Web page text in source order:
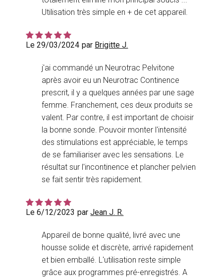
Utilisation très simple en + de cet appareil.
Le 29/03/2024 par Brigitte J.
j'ai commandé un Neurotrac Pelvitone
après avoir eu un Neurotrac Continence
prescrit, il y a quelques années par une sage
femme. Franchement, ces deux produits se
valent. Par contre, il est important de choisir
la bonne sonde. Pouvoir monter l'intensité
des stimulations est appréciable, le temps
de se familiariser avec les sensations. Le
résultat sur l'incontinence et plancher pelvien
se fait sentir très rapidement.
Le 6/12/2023 parJean J. R.
Appareil de bonne qualité, livré avec une
housse solide et discrète, arrivé rapidement
et bien emballé. L'utilisation reste simple
grâce aux programmes pré-enregistrés. A